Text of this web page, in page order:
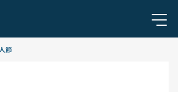
節